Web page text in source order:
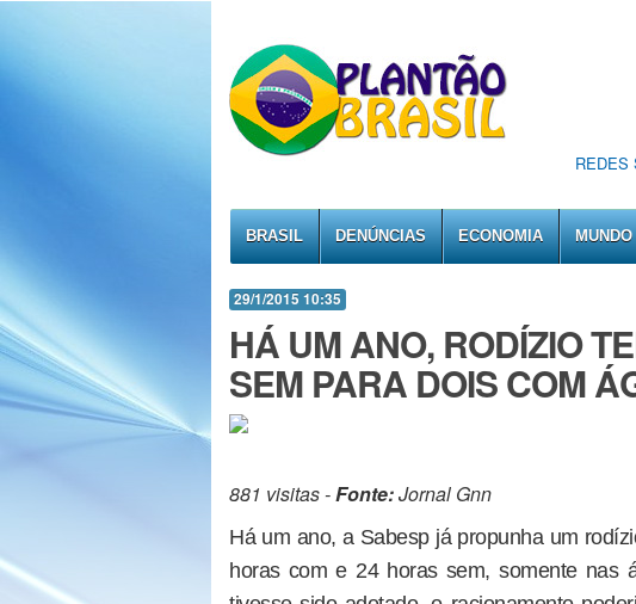
REDES
BRASIL DENÚNCIAS ECONOMIA MUNDO
29/1/2015 10:35
HÁ UM ANO, RODÍZIO
SEM PARA DOIS COM
881 visitas -Fonte:Jornal Gnn
Há um ano, a Sabesp já propunha um
horas com e 24 horas sem, somente nas